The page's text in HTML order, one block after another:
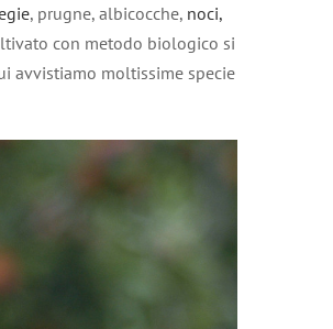
, prugne, albicocche, noci,
con metodo biologico si
avvistiamo moltissime specie